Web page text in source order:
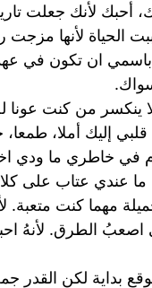
لأنك جعلت
الحياة لأنها
ان تكون في
ينكسر من كنت
إليك أملا، طمعا،
في خاطري ما ودي
عندي عتاب على
مهما كنت
اصعبُ الطرق. لأنهُ
بداية لكن